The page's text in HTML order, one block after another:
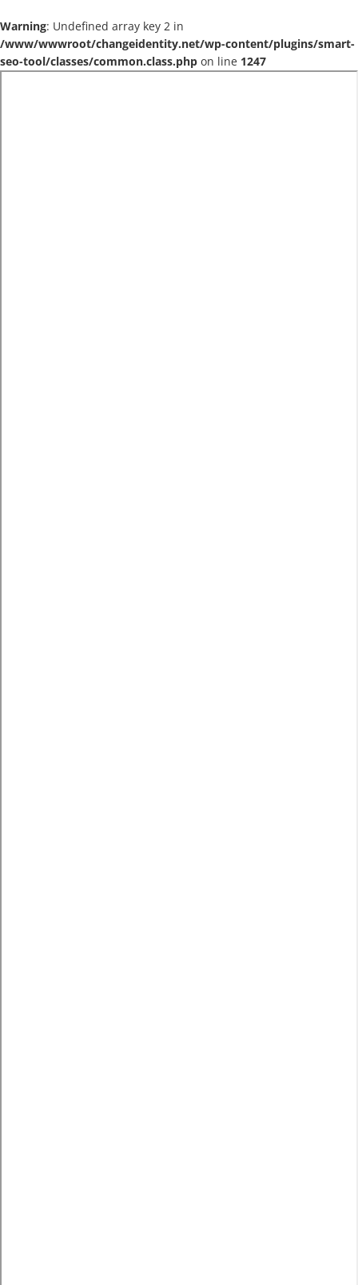
Warning: Undefined array key 2 in
/www/wwwroot/changeidentity.net/wp-content/plugins/smart-
seo-tool/classes/common.class.php on line 1247